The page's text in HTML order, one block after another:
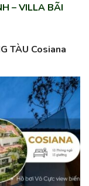
– VILLA BÃI
TÀU Cosiana